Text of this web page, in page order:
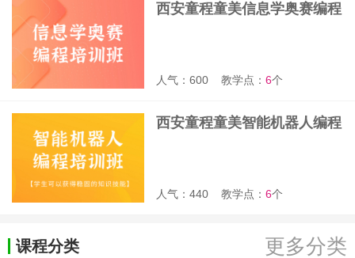
西安童程童美信息学奥赛编程
人气：600 教学点：6个
西安童程童美智能机器人编程
人气：440 教学点：6个
课程分类 更多分类